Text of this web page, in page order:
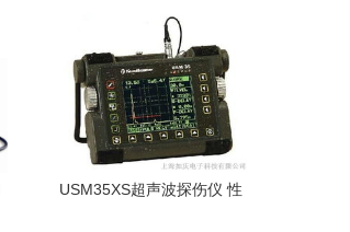
USM35XS超声波探伤仪 性